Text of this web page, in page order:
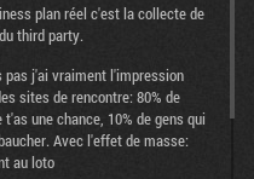
plan réel c'est la collecte de
third party.
pas j'ai vraiment l'impression
sites de rencontre: 80% de
une chance, 10% de gens qui
Avec l'effet de masse:
au loto